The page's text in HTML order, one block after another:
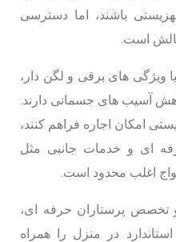
باشند، اما دسترسی
است.
ویژگی های برقی و لگن دار،
آسیب های جسمانی دارند.
امکان اجاره فراهم کنند،
ای و خدمات جانبی مثل
اغلب محدود است.
تخصص پرستاران حرفه ای،
در منزل را همراه